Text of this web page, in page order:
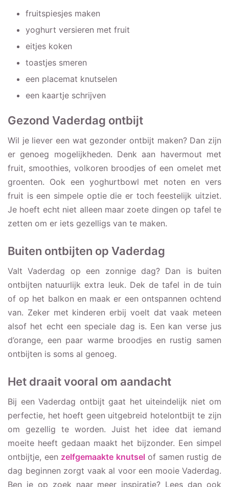
fruitspiesjes maken
yoghurt versieren met fruit
eitjes koken
toastjes smeren
een placemat knutselen
een kaartje schrijven
Gezond Vaderdag ontbijt
Wil je liever een wat gezonder ontbijt maken? Dan zijn
er genoeg mogelijkheden. Denk aan havermout met
fruit, smoothies, volkoren broodjes of een omelet met
groenten. Ook een yoghurtbowl met noten en vers
fruit is een simpele optie die er toch feestelijk uitziet.
Je hoeft echt niet alleen maar zoete dingen op tafel te
zetten om er iets gezelligs van te maken.
Buiten ontbijten op Vaderdag
Valt Vaderdag op een zonnige dag? Dan is buiten
ontbijten natuurlijk extra leuk. Dek de tafel in de tuin
of op het balkon en maak er een ontspannen ochtend
van. Zeker met kinderen erbij voelt dat vaak meteen
alsof het echt een speciale dag is. Een kan verse jus
d’orange, een paar warme broodjes en rustig samen
ontbijten is soms al genoeg.
Het draait vooral om aandacht
Bij een Vaderdag ontbijt gaat het uiteindelijk niet om
perfectie, het hoeft geen uitgebreid hotelontbijt te zijn
om gezellig te worden. Juist het idee dat iemand
moeite heeft gedaan maakt het bijzonder. Een simpel
ontbijtje, een zelfgemaakte knutsel of samen rustig de
dag beginnen zorgt vaak al voor een mooie Vaderdag.
Ben je op zoek naar meer inspiratie? Lees dan ook